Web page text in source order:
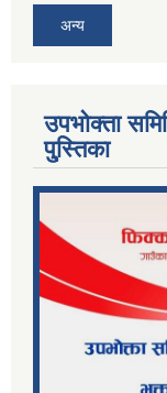
अन्य
उपभोक्ता
पु्स्तिका